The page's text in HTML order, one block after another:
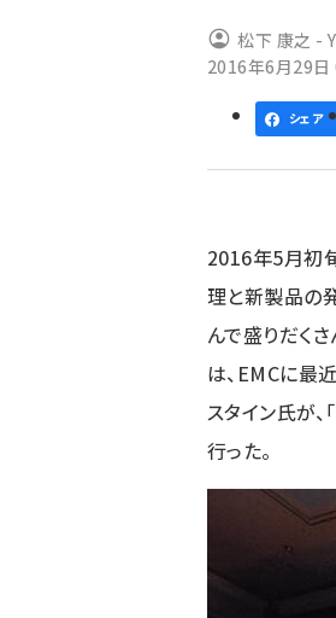
松下 康之 -
2016年6月29日
シェア
2016年5月初
理と新製品の
んで盛りだく
は、EMCに最
スタイン氏が
行った。